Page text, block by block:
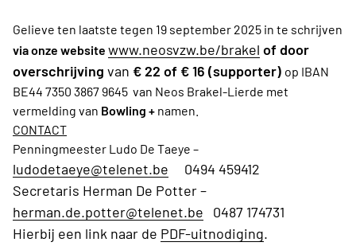
Gelieve ten laatste tegen 19 september 2025 in te schrijven
via onze website www.neosvzw.be/brakel of door
overschrijving van € 22 of € 16 (supporter) op IBAN
BE44 7350 3867 9645 van Neos Brakel-Lierde met
vermelding van Bowling + namen.
CONTACT
Penningmeester Ludo De Taeye –
ludodetaeye@telenet.be 0494 459412
Secretaris Herman De Potter –
herman.de.potter@telenet.be 0487 174731
Hierbij een link naar de PDF-uitnodiging.